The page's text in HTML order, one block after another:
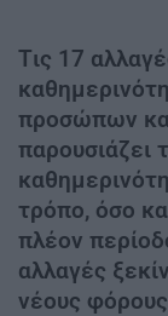
Tις 17
προσώπων
παρουσιάζει
τρόπο, όσο
πλέον
αλλαγές
νέους